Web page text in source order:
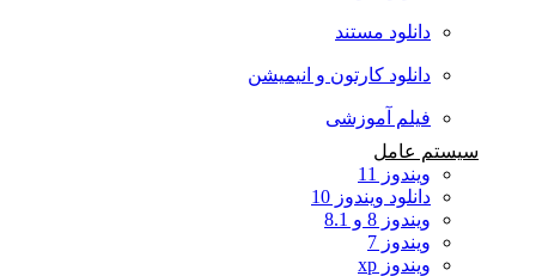
دانلود مستند
دانلود کارتون و انیمیشن
فیلم آموزشی
سیستم عامل
ویندوز 11
دانلود ویندوز 10
ویندوز 8 و 8.1
ویندوز 7
ویندوز xp